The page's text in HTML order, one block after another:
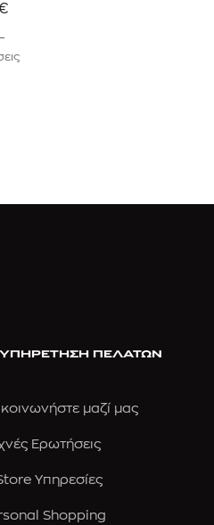
ΠΕΛΑΤΩΝ
μαζί μας
Ερωτήσεις
Υπηρεσίες
Shopping